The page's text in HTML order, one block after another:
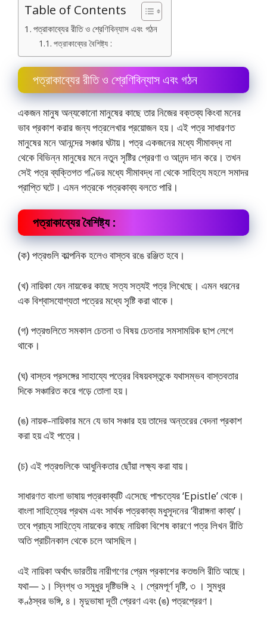
Table of Contents
পত্রাকাব্যের রীতি ও শ্রেণিবিন্যাস এবং গঠন
পত্রাকাব্যের বৈশিষ্ট্য :
পত্রাকাব্যের রীতি ও শ্রেণিবিন্যাস এবং গঠন
একজন মানুষ অন্যকোনো মানুষের কাছে তার নিজের বক্তব্য কিংবা মনের
ভাব প্রকাশ করার জন্য পত্রলেখার প্রয়োজন হয়। এই পত্র সাধারণত
মানুষের মনে আনন্দের সঞ্চার ঘটায়। পত্র একজনের মধ্যে সীমাবদ্ধ না
থেকে বিভিন্ন মানুষের মনে নতুন সৃষ্টির প্রেরণা ও আনন্দ দান করে। তখন
সেই পত্র ব্যক্তিগত গণ্ডির মধ্যে সীমাবদ্ধ না থেকে সাহিত্য মহলে সমাদর
প্রাপ্তি ঘটে। এমন পত্রকে পত্রকাব্য বলতে পারি।
পত্রাকাব্যের বৈশিষ্ট্য :
(ক) পত্রগুলি কাল্পনিক হলেও বাস্তব রঙে রঞ্জিত হবে।
(খ) নায়িকা যেন নায়কের কাছে সত্য সত্যই পত্র লিখেছে। এমন ধরনের
এক বিশ্বাসযোগ্যতা পত্রের মধ্যে সৃষ্টি করা থাকে।
(গ) পত্রগুলিতে সমকাল চেতনা ও বিষয় চেতনার সমসাময়িক ছাপ লেগে
থাকে।
(ঘ) বাস্তব প্রসঙ্গের সাহায্যে পত্রের বিষয়বস্তুকে যথাসম্ভব বাস্তবতার
দিকে সঞ্চারিত করে গড়ে তোলা হয়।
(ঙ) নায়ক-নায়িকার মনে যে ভাব সঞ্চার হয় তাদের অন্তরের বেদনা প্রকাশ
করা হয় এই পত্রে।
(চ) এই পত্রগুলিকে আধুনিকতার ছোঁয়া লক্ষ্য করা যায়।
সাধারণত বাংলা ভাষায় পত্রকাব্যটি এসেছে পাশ্চত্যের ‘Epistle’ থেকে।
বাংলা সাহিত্যের প্রথম এবং সার্থক পত্রকাব্য মধুসূদনের ‘বীরাঙ্গনা কাব্য’।
তবে প্রাচ্য সাহিত্যে নায়কের কাছে নায়িকা বিশেষ কারণে পত্র লিখন রীতি
অতি প্রাচীনকাল থেকে চলে আসছিল।
এই নায়িকা অর্থাৎ ভারতীয় নারীগণের প্রেম প্রকাশের কতগুলি রীতি আছে।
যথা— ১। স্নিগ্ধ ও সমুধুর দৃষ্টিভঙ্গি ২ । প্রেমপূর্ণ দৃষ্টি, ৩ । সুমধুর
কণ্ঠস্বর ভঙ্গি, ৪। মৃদুভাষা দূতী প্রেরণ এবং (ঙ) পত্রপ্রেরণ।